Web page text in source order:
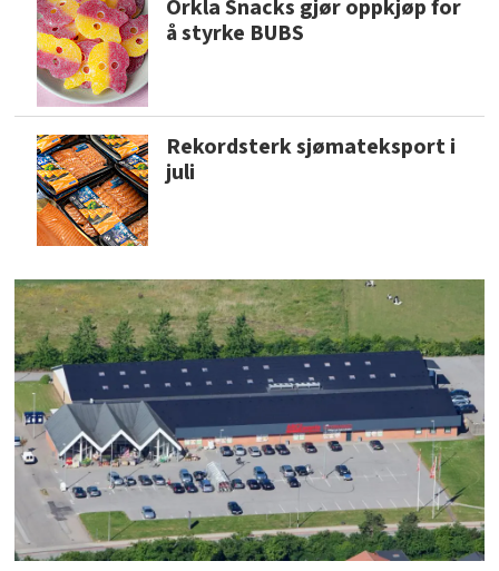
Orkla Snacks gjør oppkjøp for
å styrke BUBS
Rekordsterk sjømateksport i
juli